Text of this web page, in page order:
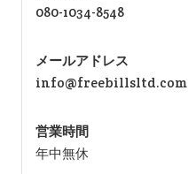
080-1034-8548
メールアドレス
info@freebillsltd.com
営業時間
年中無休